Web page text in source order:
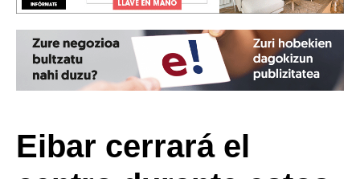
Eibar cerrará el